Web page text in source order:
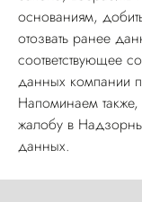
основаниям,
отозвать ранее
соответствующее
данных компании
Напоминаем также,
жалобу в
данных.